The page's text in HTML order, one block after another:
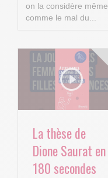
on la considère même
comme le mal du...
La thèse de
Dione Saurat en
180 secondes